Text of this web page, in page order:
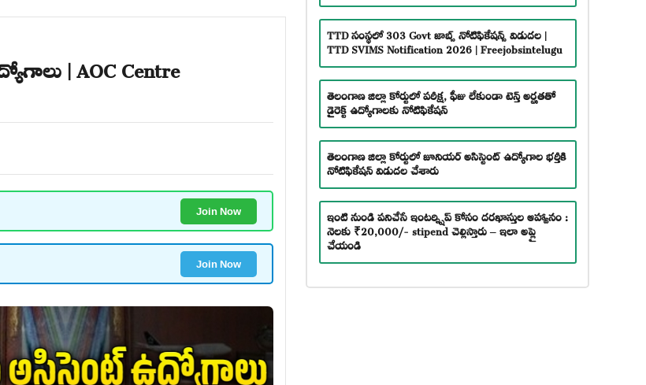
| AOC Centre
Join Now
Join Now
TTD సంస్థలో 303 Govt జాబ్స్ నోటిఫికేషన్స్ విడుదల |
TTD SVIMS Notification 2026 | Freejobsintelugu
తెలంగాణ జిల్లా కోర్టులో పరీక్ష, ఫీజు లేకుండా టెన్త్ అర్హతతో
డైరెక్ట్ ఉద్యోగాలకు నోటిఫికేషన్
తెలంగాణ జిల్లా కోర్టులో జూనియర్ అసిస్టెంట్ ఉద్యోగాల భర్తీకి
నోటిఫికేషన్ విడుదల చేశారు
ఇంటి నుండి పనిచేసే ఇంటర్న్షిప్ కోసం దరఖాస్తుల ఆహ్వానం :
నెలకు ₹20,000/- stipend చెల్లిస్తారు – ఇలా అప్లై
చేయండి